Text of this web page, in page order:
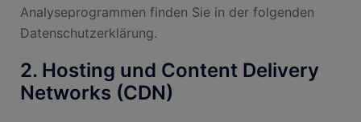
Analyseprogrammen finden Sie in der folgenden
Datenschutzerklärung.
2. Hosting und Content Delivery
Networks (CDN)